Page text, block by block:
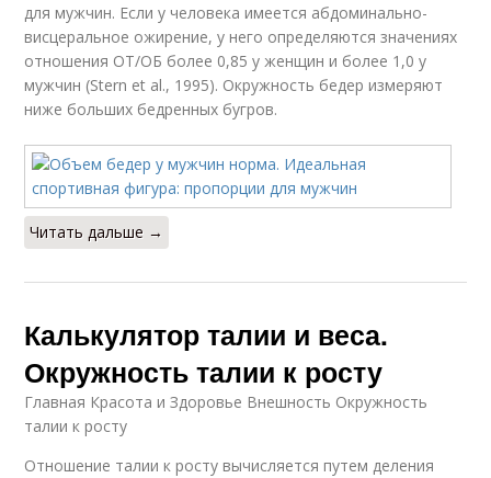
для мужчин. Если у человека имеется абдоминально-
висцеральное ожирение, у него определяются значениях
отношения ОТ/ОБ более 0,85 у женщин и более 1,0 у
мужчин (Stern et al., 1995). Окружность бедер измеряют
ниже больших бедренных бугров.
Читать дальше →
Калькулятор талии и веса.
Окружность талии к росту
Главная Красота и Здоровье Внешность Окружность
талии к росту
Отношение талии к росту вычисляется путем деления